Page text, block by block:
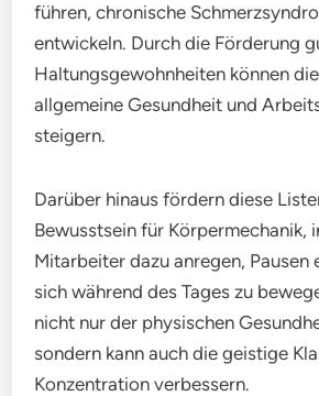
führen, chronische
entwickeln. Durch die Förderung
Haltungsgewohnheiten können
allgemeine Gesundheit und
steigern.
Darüber hinaus fördern diese
Bewusstsein für Körpermechanik,
Mitarbeiter dazu anregen, Pausen
sich während des Tages zu
nicht nur der physischen
sondern kann auch die geistige
Konzentration verbessern.